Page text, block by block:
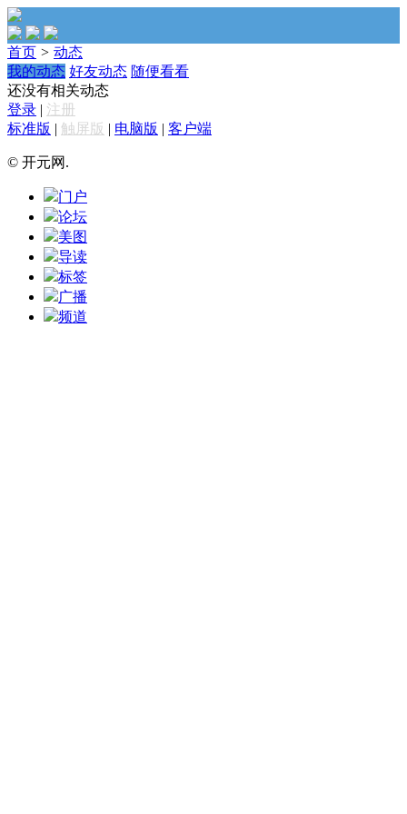
首页 > 动态
我的动态 好友动态 随便看看
还没有相关动态
登录 | 注册
标准版 | 触屏版 | 电脑版 | 客户端
© 开元网.
门户
论坛
美图
导读
标签
广播
频道